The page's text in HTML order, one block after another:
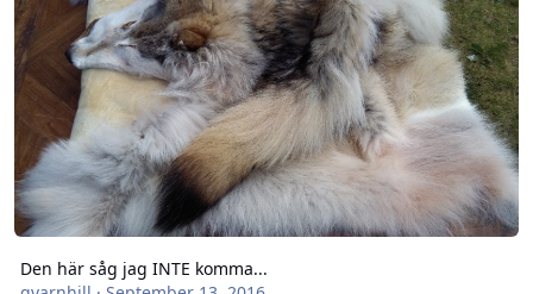
Den här såg jag INTE komma...